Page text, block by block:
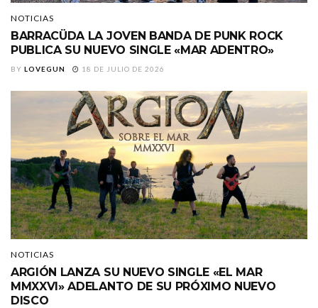
NOTICIAS
BARRACÜDA LA JOVEN BANDA DE PUNK ROCK
PUBLICA SU NUEVO SINGLE «MAR ADENTRO»
BY LOVEGUN 18 DE JULIO DE 2026
NOTICIAS
ARGIÓN LANZA SU NUEVO SINGLE «EL MAR
MMXXVI» ADELANTO DE SU PRÓXIMO NUEVO
DISCO